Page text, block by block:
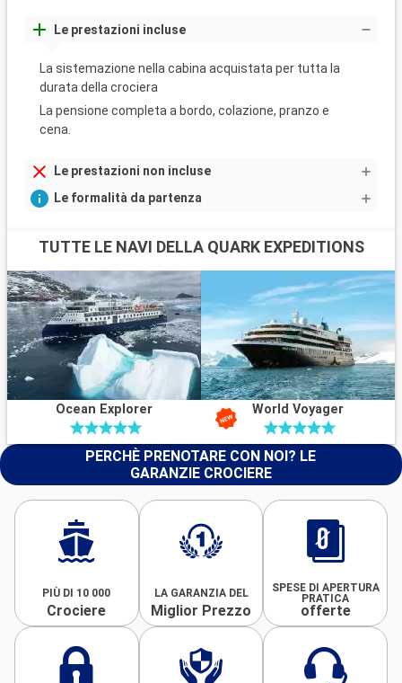
Le prestazioni incluse
La sistemazione nella cabina acquistata per tutta la
durata della crociera
La pensione completa a bordo, colazione, pranzo e
cena.
Le prestazioni non incluse
Le formalità da partenza
TUTTE LE NAVI DELLA QUARK EXPEDITIONS
Ocean Explorer World Voyager
PERCHÈ PRENOTARE CON NOI? LE
GARANZIE CROCIERE
PIÙ DI 10 000
Crociere
LA GARANZIA DEL
Miglior Prezzo
SPESE DI APERTURA
PRATICA
offerte